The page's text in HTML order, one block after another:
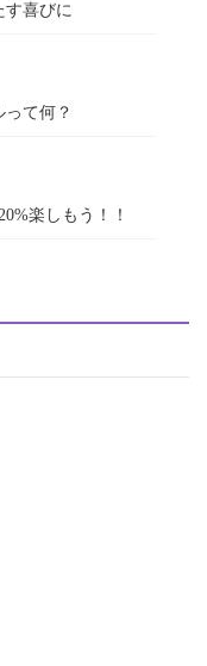
す喜びに
て何？
楽しもう！！